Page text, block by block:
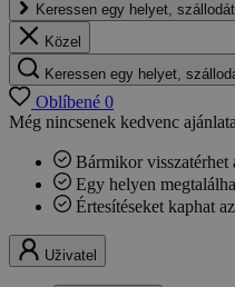
Keressen egy helyet,
Közel
Keressen egy helyet,
Oblíbené 0
Még nincsenek kedvenc
Bármikor visszatérhet
Egy helyen
Értesítéseket kaphat
Uživatel